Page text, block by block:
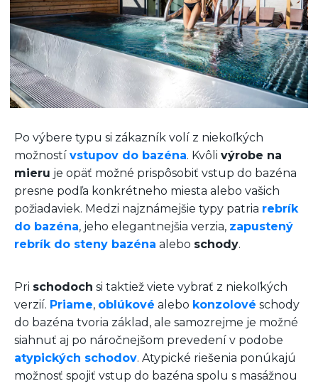
Po výbere typu si zákazník volí z niekoľkých
možností vstupov do bazéna. Kvôli výrobe na
mieru je opäť možné prispôsobiť vstup do bazéna
presne podľa konkrétneho miesta alebo vašich
požiadaviek. Medzi najznámejšie typy patria rebrík
do bazéna, jeho elegantnejšia verzia, zapustený
rebrík do steny bazéna alebo schody.
Pri schodoch si taktiež viete vybrať z niekoľkých
verzií. Priame, oblúkové alebo konzolové schody
do bazéna tvoria základ, ale samozrejme je možné
siahnuť aj po náročnejšom prevedení v podobe
atypických schodov. Atypické riešenia ponúkajú
možnosť spojiť vstup do bazéna spolu s masážnou